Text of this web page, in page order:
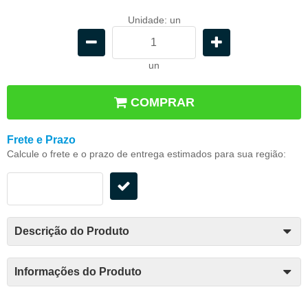
Unidade: un
un
COMPRAR
Frete e Prazo
Calcule o frete e o prazo de entrega estimados para sua região:
Descrição do Produto
Informações do Produto